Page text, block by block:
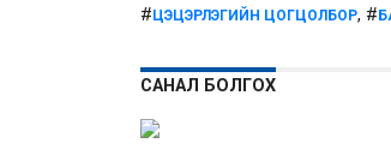
# ЦЭЦЭРЛЭГИЙН ЦОГЦОЛБОР, #
САНАЛ БОЛГОХ